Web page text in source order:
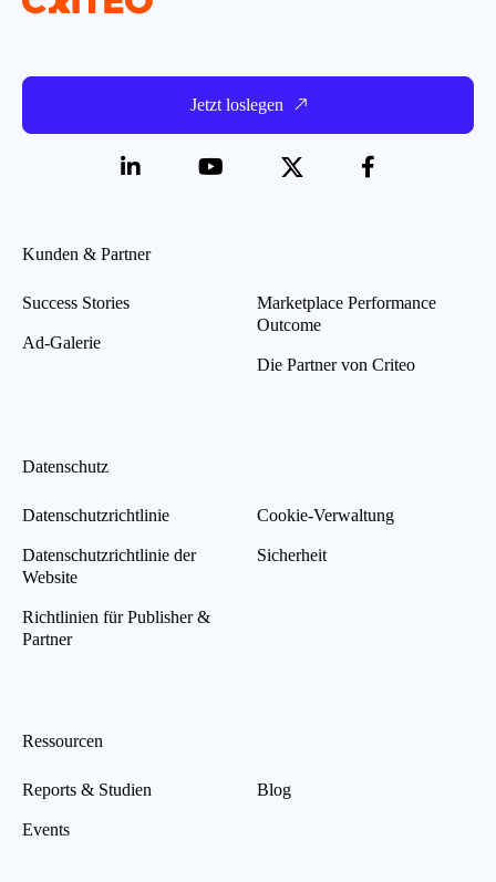
Jetzt loslegen
Kunden & Partner
Success Stories
Ad-Galerie
Marketplace Performance
Outcome
Die Partner von Criteo
Datenschutz
Datenschutzrichtlinie
Datenschutzrichtlinie der
Website
Richtlinien für Publisher &
Partner
Cookie-Verwaltung
Sicherheit
Ressourcen
Reports & Studien
Events
Blog